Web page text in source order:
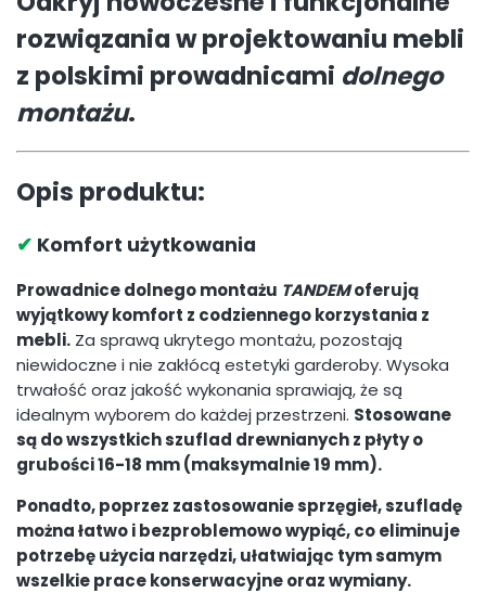
rozwiązania w projektowaniu mebli
z polskimi prowadnicami dolnego
montażu.
Opis produktu:
✔ Komfort użytkowania
Prowadnice dolnego montażu TANDEMoferują
wyjątkowy komfort z codziennego korzystania z
mebli. Za sprawą ukrytego montażu, pozostają
niewidoczne i nie zakłócą estetyki garderoby. Wysoka
trwałość oraz jakość wykonania sprawiają, że są
idealnym wyborem do każdej przestrzeni. Stosowane
są do wszystkich szuflad drewnianych z płyty o
grubości 16-18 mm (maksymalnie 19 mm).
Ponadto, poprzez zastosowanie sprzęgieł, szufladę
można łatwo i bezproblemowo wypiąć, co eliminuje
potrzebę użycia narzędzi, ułatwiając tym samym
wszelkie prace konserwacyjne oraz wymiany.